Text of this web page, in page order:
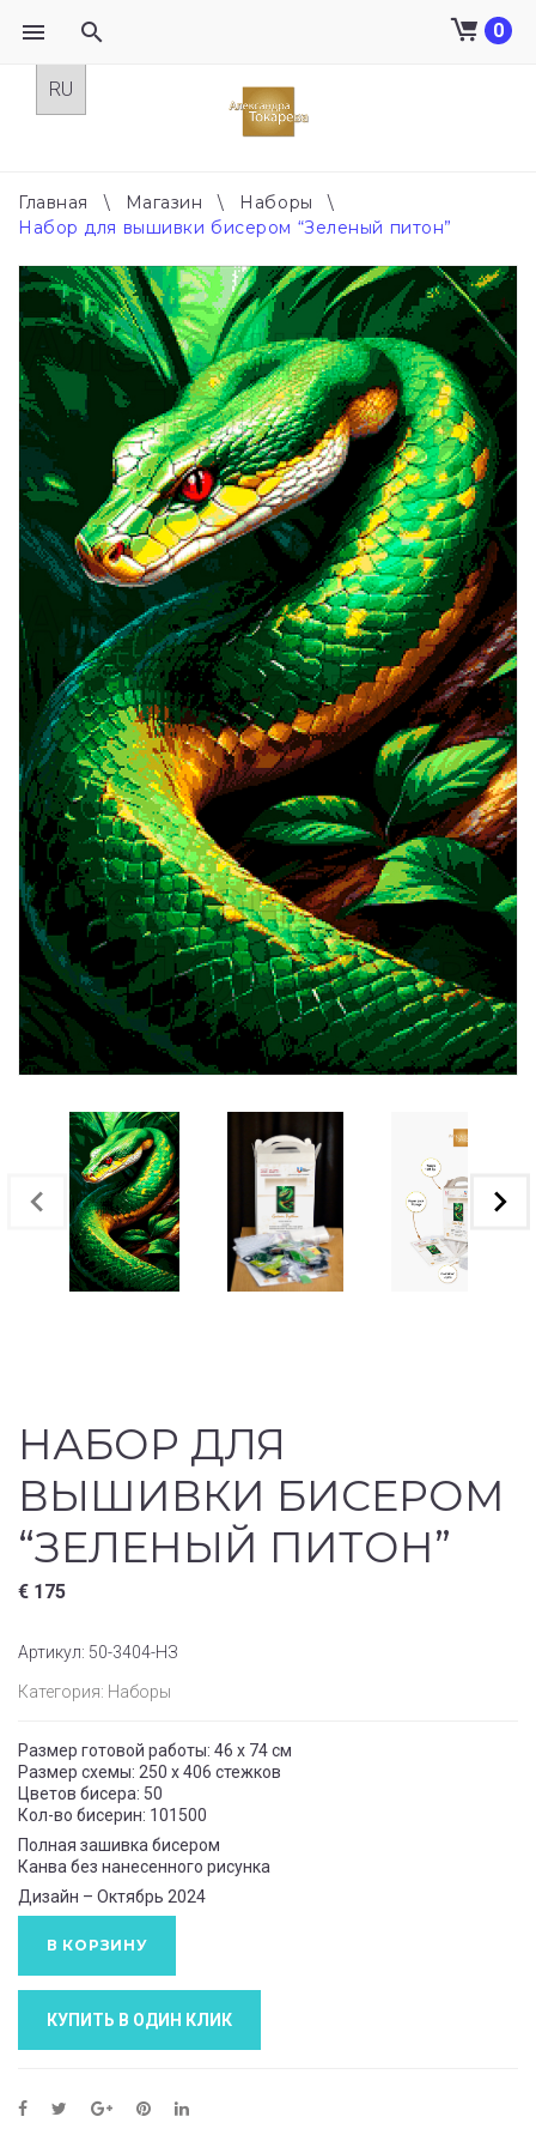
0
Главная \ Магазин \ Наборы
\
Набор для вышивки бисером “Зеленый питон”
НАБОР ДЛЯ
ВЫШИВКИ БИСЕРОМ
“ЗЕЛЕНЫЙ ПИТОН”
€ 175
Артикул: 50-3404-НЗ
Категория: Наборы
Размер готовой работы: 46 x 74 см
Размер схемы: 250 x 406 стежков
Цветов бисера: 50
Кол-во бисерин: 101500
Полная зашивка бисером
Канва без нанесенного рисунка
Дизайн – Октябрь 2024
В КОРЗИНУ
КУПИТЬ В ОДИН КЛИК